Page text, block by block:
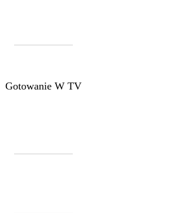
Gotowanie W TV